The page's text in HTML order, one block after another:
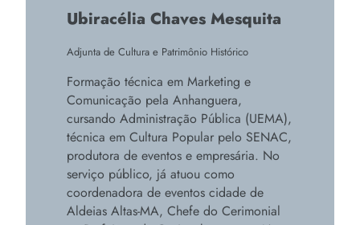
Ubiracélia Chaves Mesquita
Adjunta de Cultura e Patrimônio Histórico
Formação técnica em Marketing e
Comunicação pela Anhanguera,
cursando Administração Pública (UEMA),
técnica em Cultura Popular pelo SENAC,
produtora de eventos e empresária. No
serviço público, já atuou como
coordenadora de eventos cidade de
Aldeias Altas-MA, Chefe do Cerimonial